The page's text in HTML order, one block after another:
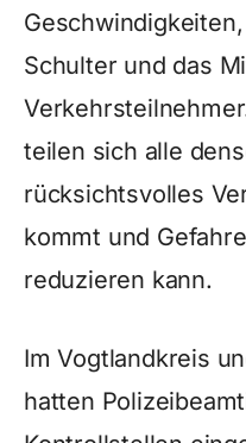
Schulter und das
teilen sich alle
rücksichtsvolles
kommt und
reduzieren kann.
Im Vogtlandkreis
hatten